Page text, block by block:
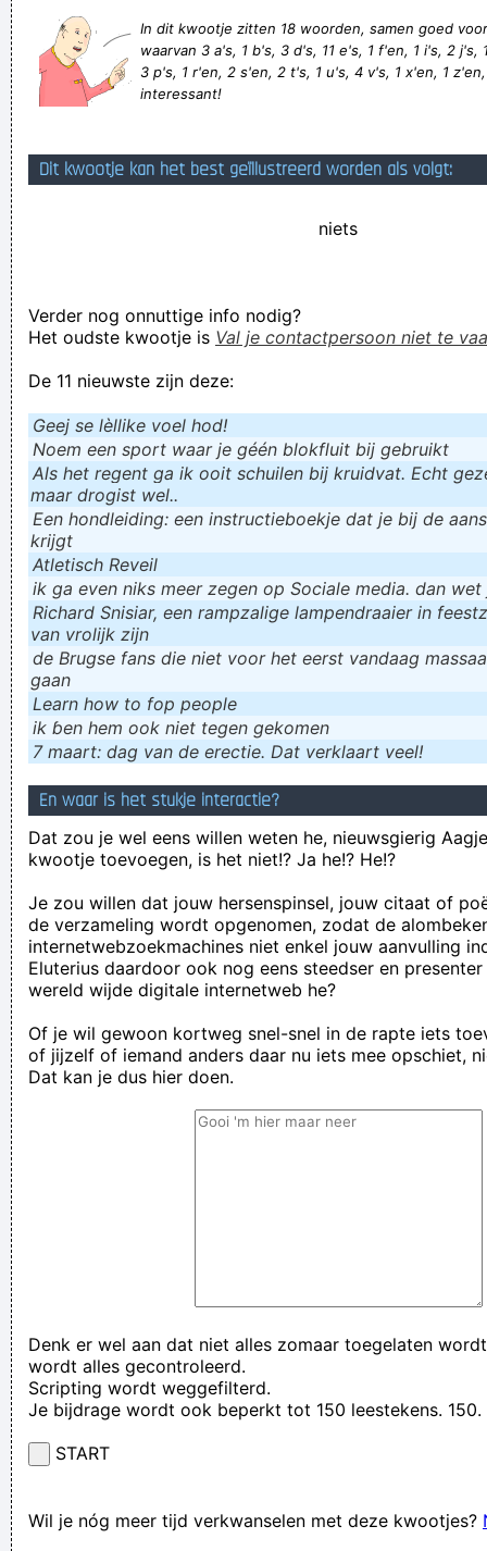
Komààn zeg, wie wil er nu seks met een màn!? Euh ja, buiten
vrouwen dan
Rihanna etc...This is how to look sexy without taking your kit
Rob do ston weer twie van die vreumde types aanne toog ...
je moeder riep nog: ´Trek terug, TREK TERUG!´ maar het was
In dit kwootje zitten 18 woorden, samen goed
waarvan 3 a's, 1 b's, 3 d's, 11 e's, 1 f'en, 1 i's, 2 j's,
3 p's, 1 r'en, 2 s'en, 2 t's, 1 u's, 4 v's, 1 x'en, 1
interessant!
Dit kwootje kan het best geïllustreerd worden als volgt:
niets
Verder nog onnuttige info nodig?
Het oudste kwootje is Val je contactpersoon niet te
De 11 nieuwste zijn deze:
Geej se lèllike voel hod!
Noem een sport waar je géén blokfluit bij gebruikt
Als het regent ga ik ooit schuilen bij kruidvat. Echt
maar drogist wel..
Een hondleiding: een instructieboekje dat je bij de
krijgt
Atletisch Reveil
ik ga even niks meer zegen op Sociale media. dan
Richard Snisiar, een rampzalige lampendraaier in
van vrolijk zijn
de Brugse fans die niet voor het eerst vandaag
gaan
Learn how to fop people
ik ɓen hem ook niet tegen gekomen
7 maart: dag van de erectie. Dat verklaart veel!
En waar is het stukje interactie?
Dat zou je wel eens willen weten he, nieuwsgierig
kwootje toevoegen, is het niet!? Ja he!? He!?
Je zou willen dat jouw hersenspinsel, jouw citaat of
de verzameling wordt opgenomen, zodat de
internetwebzoekmachines niet enkel jouw aanvulling
Eluterius daardoor ook nog eens steedser en
wereld wijde digitale internetweb he?
Of je wil gewoon kortweg snel-snel in de rapte iets
of jijzelf of iemand anders daar nu iets mee opschiet,
Dat kan je dus hier doen.
Denk er wel aan dat niet alles zomaar toegelaten
wordt alles gecontroleerd.
Scripting wordt weggefilterd.
Je bijdrage wordt ook beperkt tot 150 leestekens. 150.
START
Wil je nóg meer tijd verkwanselen met deze kwootjes?